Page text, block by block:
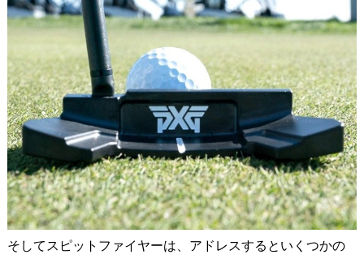
そしてスピットファイヤーは、アドレスするといくつかの